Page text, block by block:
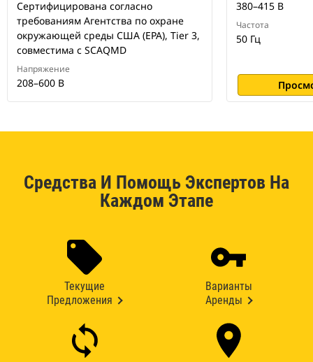
Сертифицирована согласно
требованиям Агентства по охране
окружающей среды США (EPA), Tier 3,
совместима с SCAQMD
Напряжение
208–600 В
380–415 В
Частота
50 Гц
Средства И Помощь Экспертов На
Каждом Этапе
Текущие
Предложения
Варианты
Аренды